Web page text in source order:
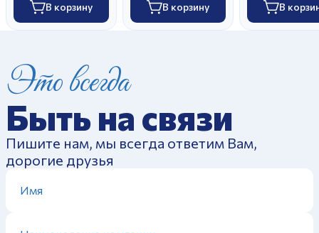
В корзину В корзину В
Это всегда
Быть на связи
Пишите нам, мы всегда ответим Вам,
дорогие друзья